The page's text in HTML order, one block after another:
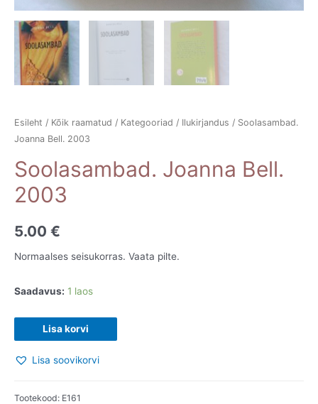
Esileht / Kõik raamatud / Kategooriad / Ilukirjandus / Soolasambad.
Joanna Bell. 2003
Soolasambad. Joanna Bell.
2003
5.00 €
Normaalses seisukorras. Vaata pilte.
Saadavus: 1 laos
Soolasambad.
Joanna
Bell.
kogus
Lisa korvi
Lisa soovikorvi
Tootekood: E161